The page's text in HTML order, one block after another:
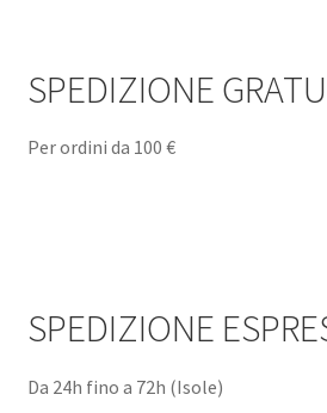
SPEDIZIONE
Per ordini da 100 €
SPEDIZIONE
Da 24h fino a 72h (Isole)